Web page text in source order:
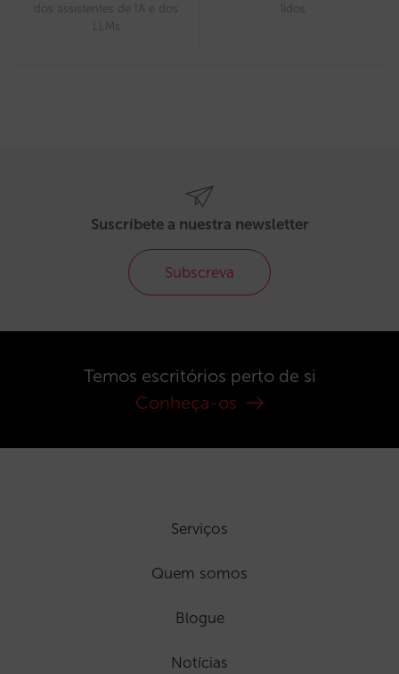
dos assistentes de IA e dos
LLMs
lidos
Suscríbete a nuestra newsletter
Subscreva
Temos escritórios perto de si
Conheça-os
Serviços
Quem somos
Blogue
Notícias